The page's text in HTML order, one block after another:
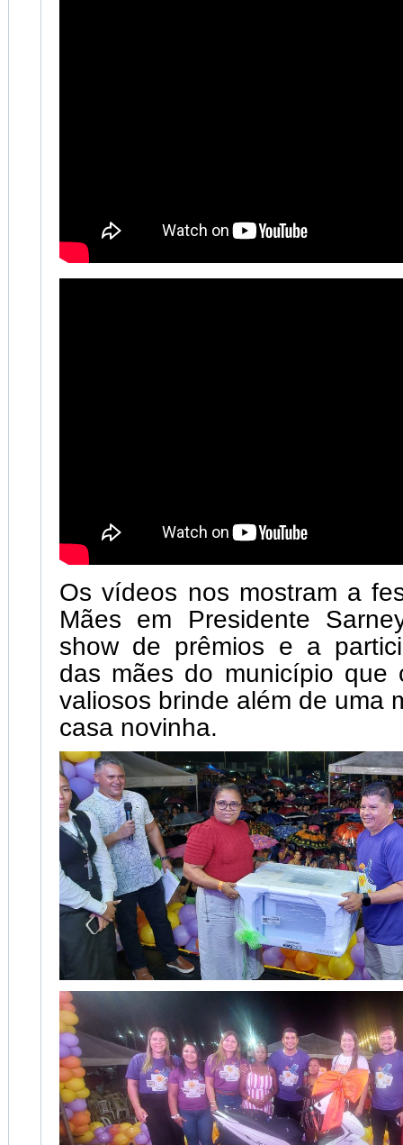
Os vídeos nos mostram a
Mães em Presidente
show de prêmios e a
das mães do município que
valiosos brinde além de uma
casa novinha.